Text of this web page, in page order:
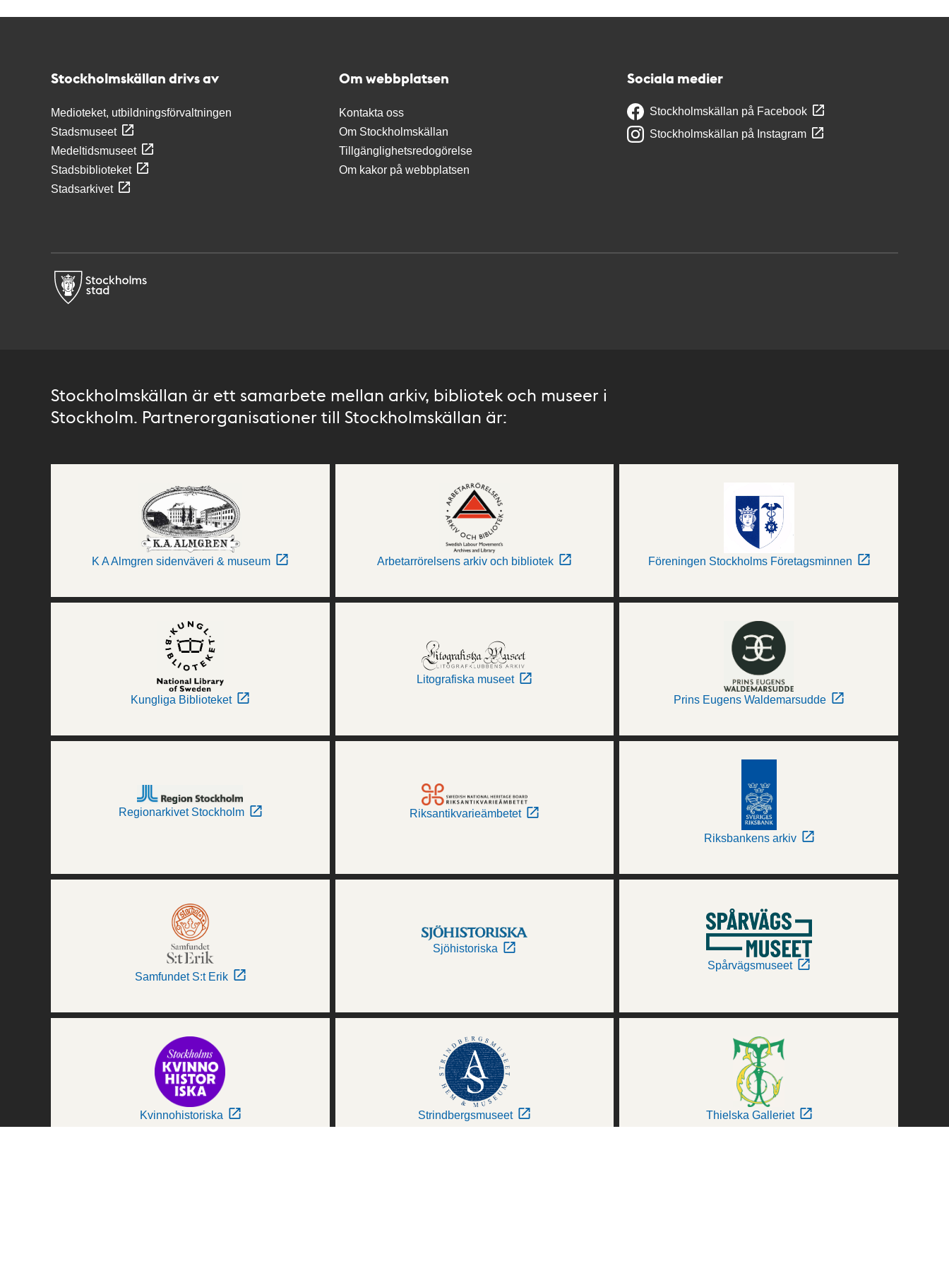
Stockholmskällan drivs av
Medioteket, utbildningsförvaltningen
Stadsmuseet
Medeltidsmuseet
Stadsbiblioteket
Stadsarkivet
Om webbplatsen
Kontakta oss
Om Stockholmskällan
Tillgänglighetsredogörelse
Om kakor på webbplatsen
Sociala medier
Stockholmskällan på Facebook
Stockholmskällan på Instagram
Stockholmskällan är ett samarbete mellan arkiv, bibliotek och museer i
Stockholm. Partnerorganisationer till Stockholmskällan är:
K A Almgren sidenväveri & museum Arbetarrörelsens arkiv och bibliotek Föreningen Stockholms Företagsminnen
Kungliga Biblioteket
Litografiska museet
Prins Eugens Waldemarsudde
Regionarkivet Stockholm Riksantikvarieämbetet
Riksbankens arkiv
Samfundet S:t Erik
Sjöhistoriska
Spårvägsmuseet
Kvinnohistoriska Strindbergsmuseet Thielska Galleriet